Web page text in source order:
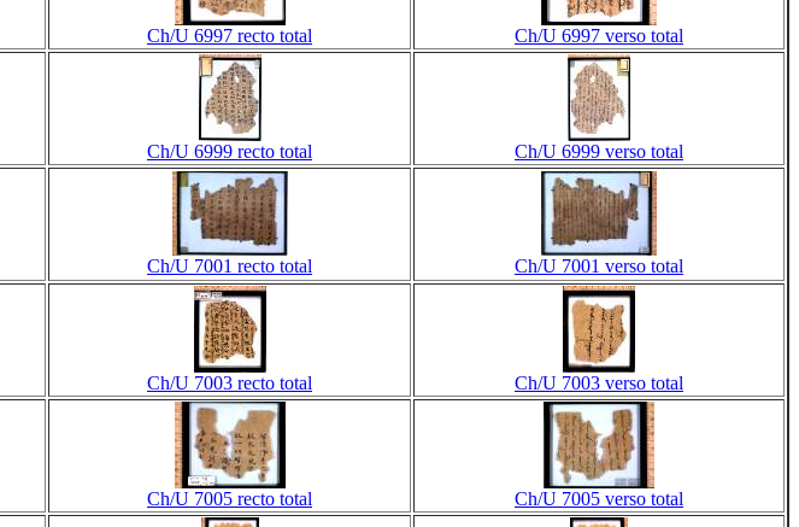
Ch/U 6997 recto total Ch/U 6997 verso total
Ch/U 6999 recto total Ch/U 6999 verso total
Ch/U 7001 recto total Ch/U 7001 verso total
Ch/U 7003 recto total Ch/U 7003 verso total
Ch/U 7005 recto total Ch/U 7005 verso total